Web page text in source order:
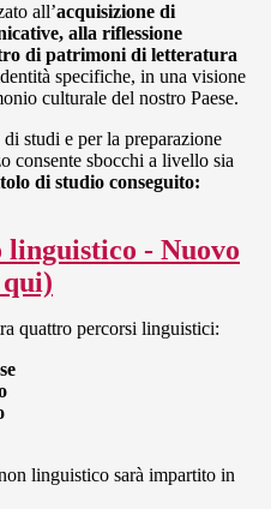
all’acquisizione di
alla riflessione
di patrimoni di letteratura
specifiche, in una visione
culturale del nostro Paese.
studi e per la preparazione
consente sbocchi a livello sia
di studio conseguito:
linguistico - Nuovo
quattro percorsi linguistici:
linguistico sarà impartito in